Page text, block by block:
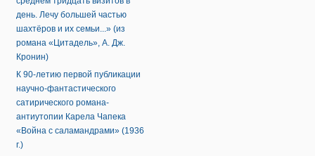
день. Лечу большей частью
шахтёров и их семьи...» (из
романа «Цитадель», А. Дж.
Кронин)
К 90-летию первой публикации
научно-фантастического
сатирического романа-
антиутопии Карела Чапека
«Война с саламандрами» (1936
г.)